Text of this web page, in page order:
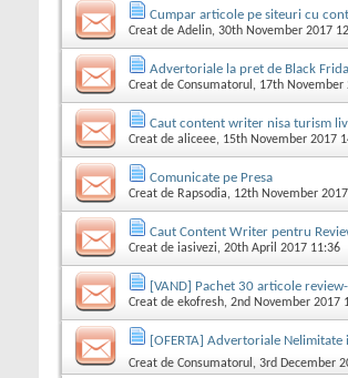
Cumpar articole pe siteuri cu
Creat de Adelin, 30th November 2017
Advertoriale la pret de Black
Creat de Consumatorul , 17th November
Caut content writer nisa turism
Creat de aliceee, 15th November 2017
Comunicate pe Presa
Creat de Rapsodia, 12th November
Caut Content Writer pentru
Creat de iasivezi, 20th April 2017 11:36
[VAND] Pachet 30 articole
Creat de ekofresh, 2nd November 2017
[OFERTA] Advertoriale
Creat de Consumatorul , 3rd December